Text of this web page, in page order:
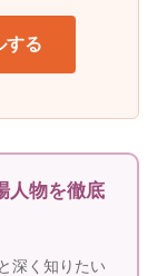
する
人物を徹底
深く知りたい